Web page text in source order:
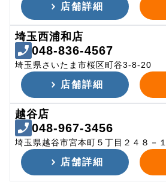
店舗詳細
埼玉西浦和店
048-836-4567
埼玉県さいたま市桜区町谷3-8-20
店舗詳細
越谷店
048-967-3456
埼玉県越谷市宮本町５丁目２４８－１
店舗詳細